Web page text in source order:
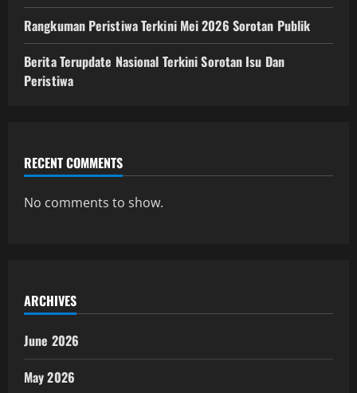
Rangkuman Peristiwa Terkini Mei 2026 Sorotan Publik
Berita Terupdate Nasional Terkini Sorotan Isu Dan
Peristiwa
RECENT COMMENTS
No comments to show.
ARCHIVES
June 2026
May 2026